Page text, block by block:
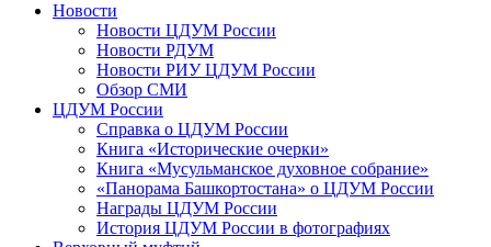
Новости
Новости ЦДУМ России
Новости РДУМ
Новости РИУ ЦДУМ России
Обзор СМИ
ЦДУМ России
Справка о ЦДУМ России
Книга «Исторические очерки»
Книга «Мусульманское духовное собрание»
«Панорама Башкортостана» о ЦДУМ России
Награды ЦДУМ России
История ЦДУМ России в фотографиях